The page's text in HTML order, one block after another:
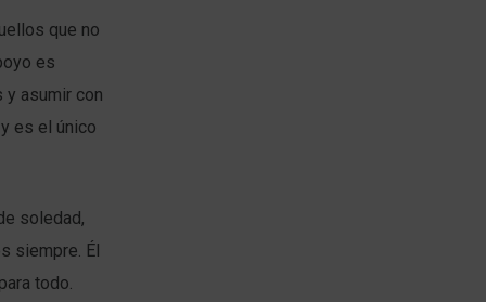
que no
es
asumir con
es el único
soledad,
siempre. Él
todo.